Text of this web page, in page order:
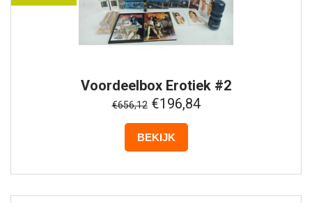
Voordeelbox Erotiek #2
€656,12€196,84
BEKIJK